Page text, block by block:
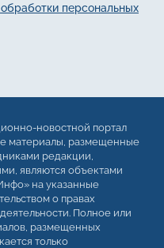
персональных
новостной портал
материалы, размещенные
редакции,
являются объектами
на указанные
о правах
Полное или
размещенных
только